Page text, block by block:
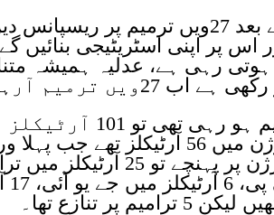
انہوں نے کہا کہ بانی سے ملاقات کے بعد 27ویں
پر اپنی اسٹریٹیجی بنائیں
ترمیم آرہی ہے۔
بیرسٹر گوہر نے کہا کہ 18 ویں
ہوئیں، 26 ویں ترمیم کو لے کر ورژن میں 56
تنازع تھا۔